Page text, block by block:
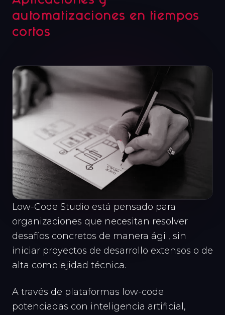
automatizaciones en tiempos
cortos
Low-Code Studio está pensado para
organizaciones que necesitan resolver
desafíos concretos de manera ágil, sin
iniciar proyectos de desarrollo extensos o de
alta complejidad técnica.
A través de plataformas low-code
potenciadas con inteligencia artificial,